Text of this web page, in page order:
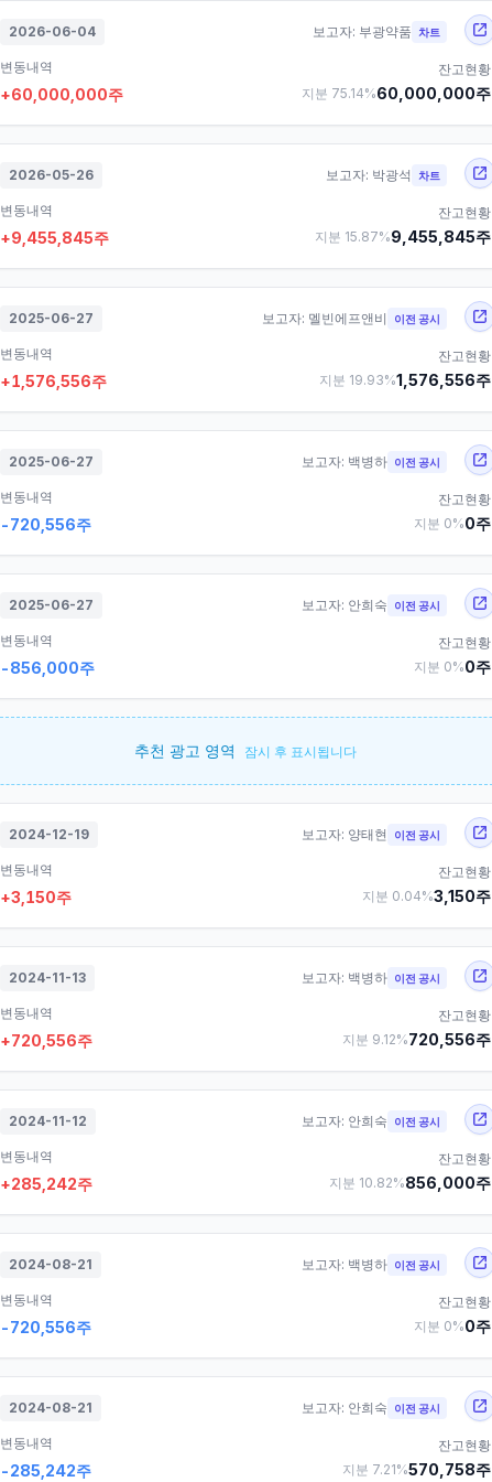
2026-06-04 보고자: 부광약품 차트
변동내역
+60,000,000주
잔고현황
지분 75.14%60,000,000주
2026-05-26 보고자: 박광석 차트
변동내역
+9,455,845주
잔고현황
지분 15.87%9,455,845주
2025-06-27 보고자: 멜빈에프앤비 이전 공시
변동내역
+1,576,556주
잔고현황
지분 19.93%1,576,556주
2025-06-27 보고자: 백병하 이전 공시
변동내역
-720,556주
잔고현황
지분 0%0주
2025-06-27 보고자: 안희숙 이전 공시
변동내역
-856,000주
잔고현황
지분 0%0주
추천 광고 영역 잠시 후 표시됩니다
2024-12-19 보고자: 양태현 이전 공시
변동내역
+3,150주
잔고현황
지분 0.04%3,150주
2024-11-13 보고자: 백병하 이전 공시
변동내역
+720,556주
잔고현황
지분 9.12%720,556주
2024-11-12 보고자: 안희숙 이전 공시
변동내역
+285,242주
잔고현황
지분 10.82%856,000주
2024-08-21 보고자: 백병하 이전 공시
변동내역
-720,556주
잔고현황
지분 0%0주
2024-08-21 보고자: 안희숙 이전 공시
변동내역
-285,242주
잔고현황
지분 7.21%570,758주